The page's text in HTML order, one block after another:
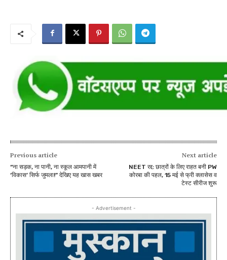
Previous article
“ना सड़क, ना पानी, ना स्कूल आमपानी में
‘विकास’ सिर्फ जुमला!” देखिए यह खास खबर
Next article
NEET रद्द: छात्रों के लिए राहत बनी PW
कोरबा की पहल, 15 मई से फ्री क्लासेस व
टेस्ट सीरीज शुरू
- Advertisement -